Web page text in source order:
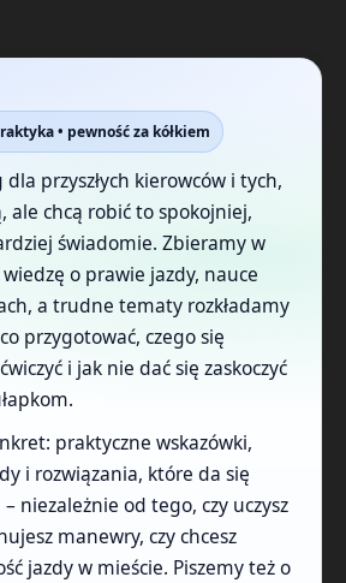
• pewność za kółkiem
przyszłych kierowców i tych,
ale chcą robić to spokojniej,
świadomie. Zbieramy w
o prawie jazdy, nauce
a trudne tematy rozkładamy
przygotować, czego się
i jak nie dać się zaskoczyć
praktyczne wskazówki,
i rozwiązania, które da się
niezależnie od tego, czy uczysz
manewry, czy chcesz
jazdy w mieście. Piszemy też o